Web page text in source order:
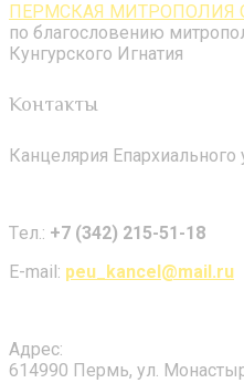
ПЕРМСКАЯ
по благословению
Кунгурского Игнатия
Контакты
Канцелярия Епархиального
Tел.: +7 (342) 215-51-18
E-mail: peu_kancel@mail.ru
Адрес:
614990 Пермь, ул.